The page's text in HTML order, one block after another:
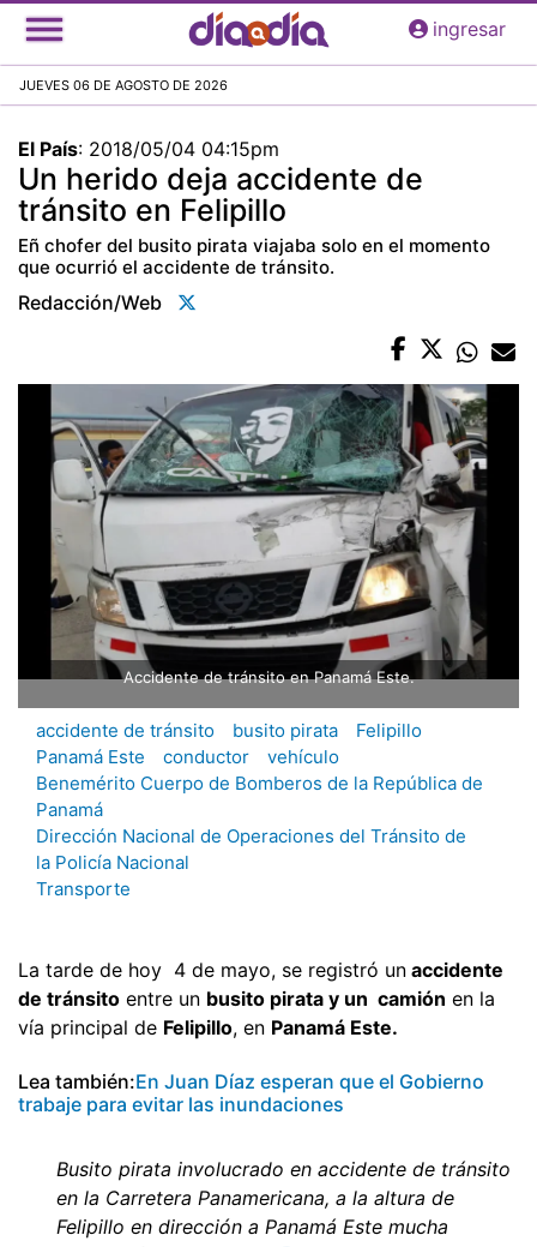
Pasar
al
principal
ingresar
JUEVES 06 DE AGOSTO DE 2026
El País: 2018/05/04 04:15pm
Un herido deja accidente de
tránsito en Felipillo
Eñ chofer del busito pirata viajaba solo en el momento
que ocurrió el accidente de tránsito.
Redacción/web
Accidente de tránsito en Panamá Este.
accidente de tránsito busito pirata
Felipillo
Panamá Este
conductor
vehículo
Benemérito Cuerpo de Bomberos de la República de
Panamá
Dirección Nacional de Operaciones del Tránsito de
la Policía Nacional
Transporte
La tarde de hoy 4 de mayo, se registró un accidente
de tránsito entre un busito pirata y un camión en la
vía principal de Felipillo, en Panamá Este.
Lea también:En Juan Díaz esperan que el Gobierno
trabaje para evitar las inundaciones
Busito pirata involucrado en accidente de tránsito
en la Carretera Panamericana, a la altura de
Felipillo en dirección a Panamá Este mucha